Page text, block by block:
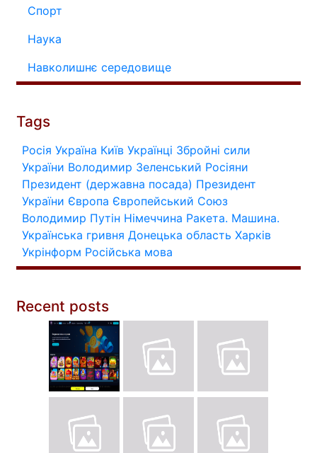
Спорт
Наука
Навколишнє середовище
Tags
Росія Україна Київ Українці Збройні сили
України Володимир Зеленський Росіяни
Президент (державна посада) Президент
України Європа Європейський Союз
Володимир Путін Німеччина Ракета. Машина.
Українська гривня Донецька область Харків
Укрінформ Російська мова
Recent posts